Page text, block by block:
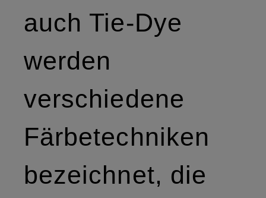
auch Tie-Dye
werden
verschiedene
Färbetechniken
bezeichnet, die